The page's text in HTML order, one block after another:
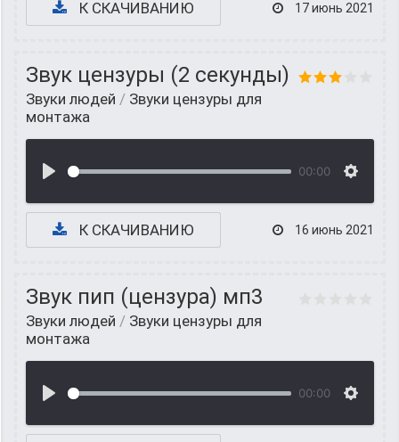
К СКАЧИВАНИЮ 17 июнь 2021
Звук цензуры (2 секунды)
Звуки людей / Звуки цензуры для
монтажа
00:00
К СКАЧИВАНИЮ 16 июнь 2021
Звук пип (цензура) мп3
Звуки людей / Звуки цензуры для
монтажа
00:00